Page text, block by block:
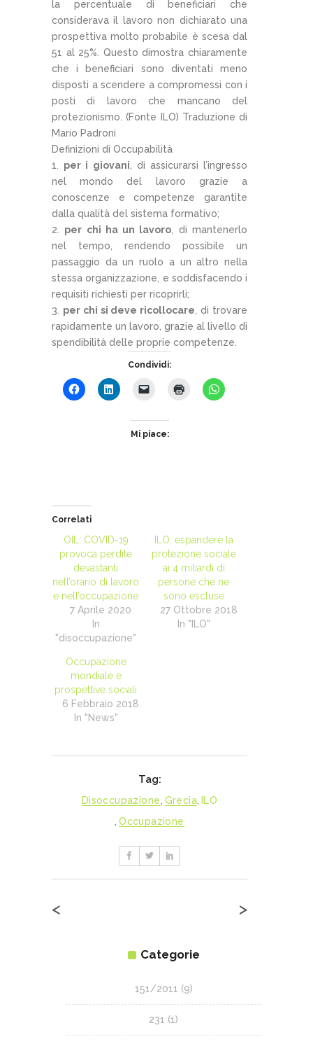
la percentuale di beneficiari che
considerava il lavoro non dichiarato una
prospettiva molto probabile è scesa dal
51 al 25%. Questo dimostra chiaramente
che i beneficiari sono diventati meno
disposti a scendere a compromessi con i
posti di lavoro che mancano del
protezionismo. (Fonte ILO) Traduzione di
Mario Padroni
Definizioni di Occupabilità
per i giovani, di assicurarsi l’ingresso
nel mondo del lavoro grazie a
conoscenze e competenze garantite
dalla qualità del sistema formativo;
per chi ha un lavoro, di mantenerlo
nel tempo, rendendo possibile un
passaggio da un ruolo a un altro nella
stessa organizzazione, e soddisfacendo i
requisiti richiesti per ricoprirli;
per chi si deve ricollocare, di trovare
rapidamente un lavoro, grazie al livello di
spendibilità delle proprie competenze.
Condividi:
Mi piace:
Correlati
OIL: COVID-19
provoca perdite
devastanti
nell’orario di lavoro
e nell’occupazione
7 Aprile 2020
In
"disoccupazione"
ILO: espandere la
protezione sociale
ai 4 miliardi di
persone che ne
sono escluse
27 Ottobre 2018
In "ILO"
Occupazione
mondiale e
prospettive sociali
6 Febbraio 2018
In "News"
Tag:
Disoccupazione, Grecia, ILO
, Occupazione
< >
Categorie
151/2011 (9)
231 (1)